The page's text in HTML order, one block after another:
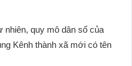
nhiên, quy mô dân số của
Kênh thành xã mới có tên